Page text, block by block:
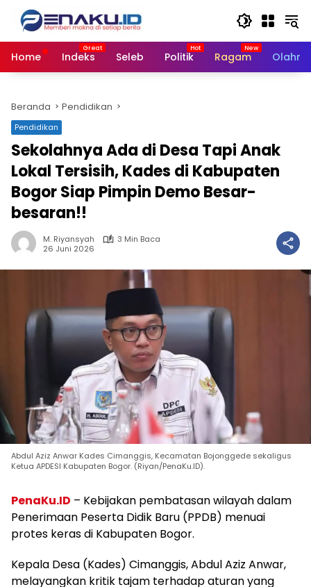
Langsung
konten
Home
Indeks Seleb Politik Ragam
Beranda Pendidikan
Pendidikan
Sekolahnya Ada di Desa Tapi Anak
Lokal Tersisih, Kades di Kabupaten
Bogor Siap Pimpin Demo Besar-
besaran!!
M. Riyansyah
3 Min Baca
26 Juni 2026
Abdul Aziz Anwar Kades Cimanggis, Kecamatan Bojonggede sekaligus
Ketua APDESI Kabupaten Bogor. (Riyan/PenaKu.ID).
PenaKu.ID – Kebijakan pembatasan wilayah dalam
Penerimaan Peserta Didik Baru (PPDB) menuai
protes keras di Kabupaten Bogor.
Kepala Desa (Kades) Cimanggis, Abdul Aziz Anwar,
melayangkan kritik tajam terhadap aturan yang